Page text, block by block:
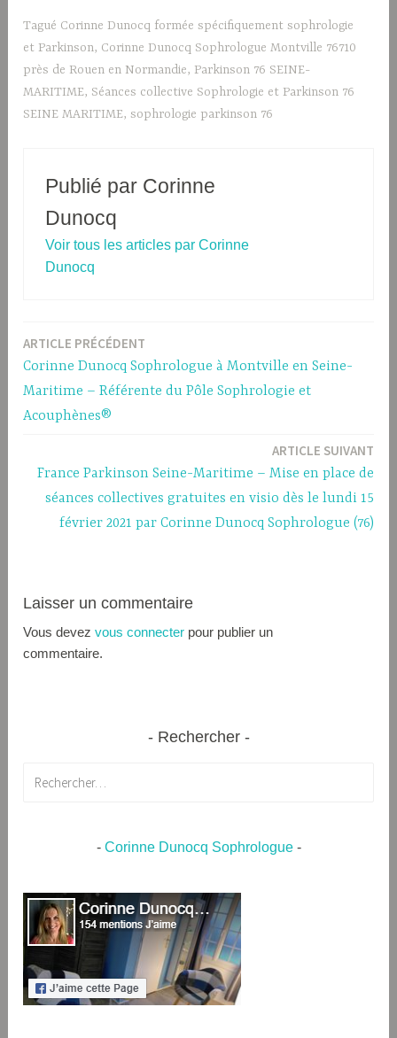
Tagué Corinne Dunocq formée spécifiquement sophrologie
et Parkinson, Corinne Dunocq Sophrologue Montville 76710
près de Rouen en Normandie, Parkinson 76 SEINE-
MARITIME, Séances collective Sophrologie et Parkinson 76
SEINE MARITIME,sophrologie parkinson 76
Publié par Corinne
Dunocq
Voir tous les articles par Corinne
Dunocq
Navigation
de
l’article
ARTICLE PRÉCÉDENT
Corinne Dunocq Sophrologue à Montville en Seine-
Maritime – Référente du Pôle Sophrologie et
Acouphènes®
ARTICLE SUIVANT
France Parkinson Seine-Maritime – Mise en place de
séances collectives gratuites en visio dès le lundi 15
février 2021 par Corinne Dunocq Sophrologue (76)
Laisser un commentaire
Vous devezvous connecter pour publier un
commentaire.
Rechercher
- Corinne Dunocq Sophrologue-